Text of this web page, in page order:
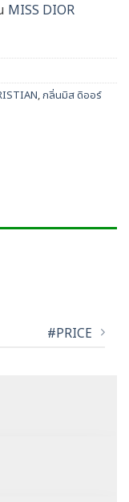
MISS DIOR
,กลิ่นมิส ดิออร์
#PRICE